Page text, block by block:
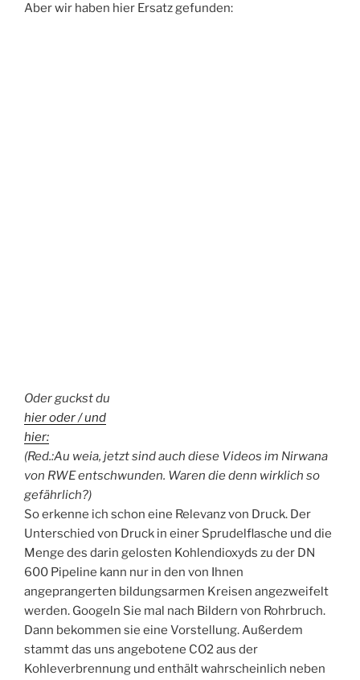
Aber wir haben hier Ersatz gefunden:
Oder guckst du
hier oder / und
hier:
(Red.:Au weia, jetzt sind auch diese Videos im Nirwana
von RWE entschwunden. Waren die denn wirklich so
gefährlich?)
So erkenne ich schon eine Relevanz von Druck. Der
Unterschied von Druck in einer Sprudelflasche und die
Menge des darin gelosten Kohlendioxyds zu der DN
600 Pipeline kann nur in den von Ihnen
angeprangerten bildungsarmen Kreisen angezweifelt
werden. Googeln Sie mal nach Bildern von Rohrbruch.
Dann bekommen sie eine Vorstellung. Außerdem
stammt das uns angebotene CO2 aus der
Kohleverbrennung und enthält wahrscheinlich neben